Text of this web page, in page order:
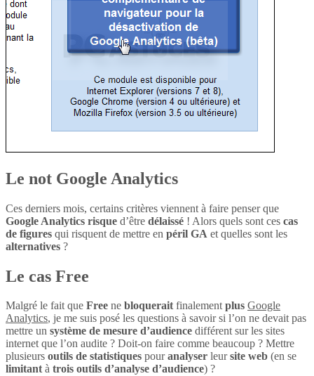
Le not Google Analytics
Ces derniers mois, certains critères viennent à faire penser que
Google Analytics risque d’être délaissé ! Alors quels sont ces cas
de figures qui risquent de mettre en péril GA et quelles sont les
alternatives ?
Le cas Free
Malgré le fait que Free ne bloqueraitfinalementplus Google
Analytics, je me suis posé les questions à savoir si l’on ne devait pas
mettre un système de mesure d’audience différent sur les sites
internet que l’on audite ? Doit-on faire comme beaucoup ? Mettre
plusieurs outils de statistiques pouranalyser leursite web (en se
limitantà trois outils d’analyse d’audience) ?